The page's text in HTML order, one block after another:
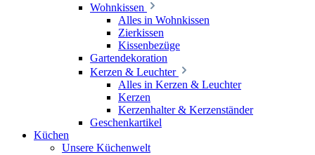
Wohnkissen
Alles in Wohnkissen
Zierkissen
Kissenbezüge
Gartendekoration
Kerzen & Leuchter
Alles in Kerzen & Leuchter
Kerzen
Kerzenhalter & Kerzenständer
Geschenkartikel
Küchen
Unsere Küchenwelt